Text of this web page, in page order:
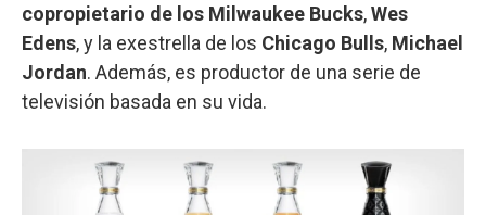
copropietario de los Milwaukee Bucks,Wes
Edens, y la exestrella de los Chicago Bulls, Michael
Jordan. Además, es productor de una serie de
televisión basada en su vida.